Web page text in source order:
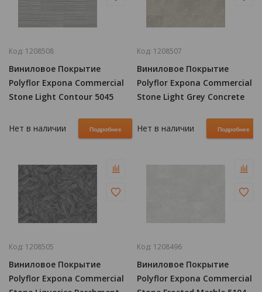
Код: 1208508
Виниловое Покрытие
Polyflor Expona Commercial
Stone Light Contour 5045
Нет в наличии Подробнее
Код: 1208507
Виниловое Покрытие
Polyflor Expona Commercial
Stone Light Grey Concrete
Нет в наличии
Подробнее
Код: 1208505
Виниловое Покрытие
Polyflor Expona Commercial
Код: 1208496
Виниловое Покрытие
Polyflor Expona Commercial